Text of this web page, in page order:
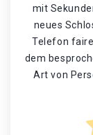
mit
neues
Telefon
dem
Art von